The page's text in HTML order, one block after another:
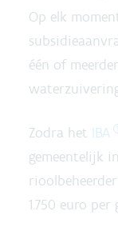
Op elk
één of
Zodra het IBA
gemeentelijk
1.750 euro per